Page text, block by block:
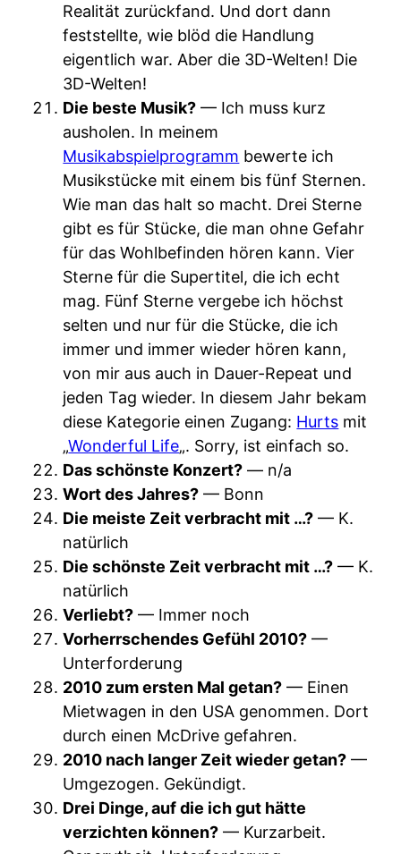
Realität zurückfand. Und dort dann
feststellte, wie blöd die Handlung
eigentlich war. Aber die 3D-Welten! Die
3D-Welten!
Die beste Musik? — Ich muss kurz
ausholen. In meinem
Musikabspielprogramm bewerte ich
Musikstücke mit einem bis fünf Sternen.
Wie man das halt so macht. Drei Sterne
gibt es für Stücke, die man ohne Gefahr
für das Wohlbefinden hören kann. Vier
Sterne für die Supertitel, die ich echt
mag. Fünf Sterne vergebe ich höchst
selten und nur für die Stücke, die ich
immer und immer wieder hören kann,
von mir aus auch in Dauer-Repeat und
jeden Tag wieder. In diesem Jahr bekam
diese Kategorie einen Zugang: Hurts mit
„Wonderful Life„. Sorry, ist einfach so.
Das schönste Konzert? — n/a
Wort des Jahres? — Bonn
Die meiste Zeit verbracht mit …? — K.
natürlich
Die schönste Zeit verbracht mit …? — K.
natürlich
Verliebt? — Immer noch
Vorherrschendes Gefühl 2010? —
Unterforderung
2010 zum ersten Mal getan? — Einen
Mietwagen in den USA genommen. Dort
durch einen McDrive gefahren.
2010 nach langer Zeit wieder getan? —
Umgezogen. Gekündigt.
Drei Dinge, auf die ich gut hätte
verzichten können? — Kurzarbeit.